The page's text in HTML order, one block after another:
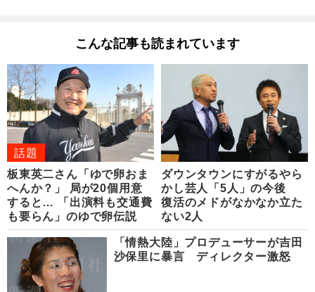
こんな記事も読まれています
話題
板東英二さん「ゆで卵おま
へんか？」 局が20個用意
すると… 「出演料も交通費
も要らん」のゆで卵伝説
ダウンタウンにすがるやら
かし芸人「5人」の今後
復活のメドがなかなか立た
ない2人
「情熱大陸」プロデューサーが吉田
沙保里に暴言 ディレクター激怒